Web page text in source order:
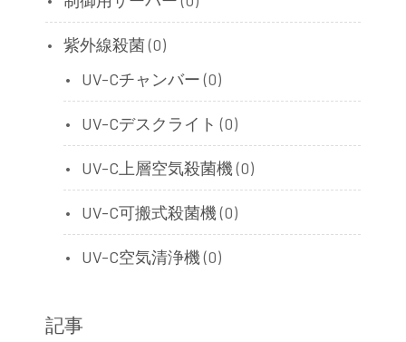
紫外線殺菌(0)
UV-Cチャンバー (0)
UV-Cデスクライト (0)
UV-C上層空気殺菌機 (0)
UV-C可搬式殺菌機 (0)
UV-C空気清浄機 (0)
記事